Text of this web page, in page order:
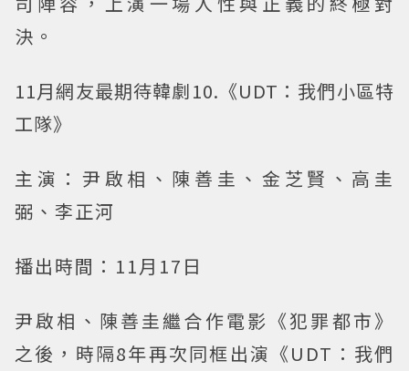
決。
11月網友最期待韓劇10.《UDT：我們小區特
工隊》
主演：尹啟相、陳善圭、金芝賢、高圭
弼、李正河
播出時間：11月17日
尹啟相、陳善圭繼合作電影《犯罪都市》
之後，時隔8年再次同框出演《UDT：我們